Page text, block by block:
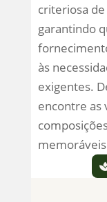
criteriosa
garantindo
às
exigentes.
encontre as